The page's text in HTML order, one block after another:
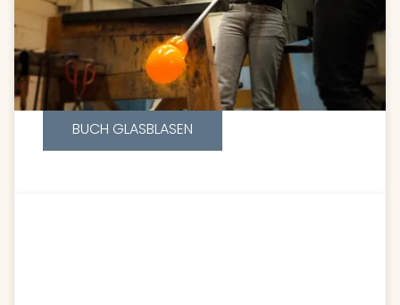
denn Sie können selbst Glas blasen! Stellen Sie sich
vor, wie viel Spaß es macht, Ihre eigenen Trink-
oder Weingläser herzustellen, die Sie dann
benutzen oder Freunden und Familie zeigen
können!
BUCH GLASBLASEN